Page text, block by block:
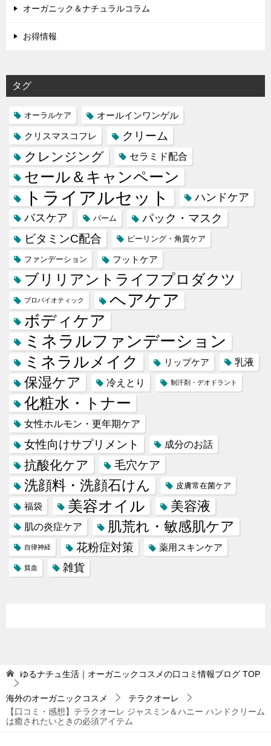
オーガニック＆ナチュラルコラム
お得情報
タグ
オーラルケア
オールインワンゲル
クリスマスコフレ
クリーム
クレンジング セラミド配合
セール＆キャンペーン
トライアルセット
ハンドケア
バスケア
バーム
パック・マスク
ビタミンC配合
ピーリング・角質ケア
ファンデーション フットケア
ブリリアントライフプロダクツ
プロバイオティック ヘアケア
ボディケア
ミネラルファンデーション
ミネラルメイク リップケア 乳液
保湿ケア 冷えとり 制汗剤・デオドラント
化粧水・トナー
女性ホルモン・更年期ケア
女性向けサプリメント 成分のお話
抗酸化ケア 毛穴ケア
洗顔料・洗顔石けん 皮膚常在菌ケア
福袋 美容オイル 美容液
肌の炎症ケア 肌荒れ・敏感肌ケア
自律神経 花粉症対策 薬用スキンケア
貧血 雑貨
ゆるナチュ生活｜オーガニックコスメの口コミ情報ブログ TOP
海外のオーガニックコスメ
テラクオーレ
【口コミ・感想】テラクオーレ ジャスミン＆ハニー ハンドクリーム
は癒されたいときの必須アイテム